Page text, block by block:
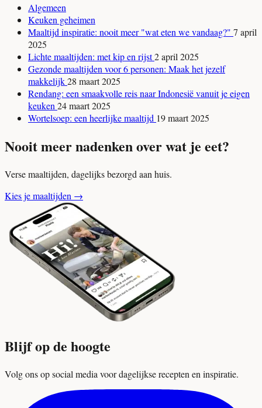
Algemeen
Keuken geheimen
Maaltijd inspiratie: nooit meer "wat eten we vandaag?" 7 april
2025
Lichte maaltijden: met kip en rijst2 april 2025
Gezonde maaltijden voor 6 personen: Maak het jezelf
makkelijk28 maart 2025
Rendang: een smaakvolle reis naar Indonesië vanuit je eigen
keuken 24 maart 2025
Wortelsoep: een heerlijke maaltijd 19 maart 2025
Nooit meer nadenken over wat je eet?
Verse maaltijden, dagelijks bezorgd aan huis.
Kies je maaltijden →
Blijf op de hoogte
Volg ons op social media voor dagelijkse recepten en inspiratie.